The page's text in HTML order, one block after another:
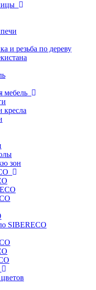
и резьба по дереву
мебель
зон
SIBERECO